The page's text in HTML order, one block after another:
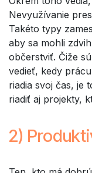
Nevyužívanie
Takéto typy
aby sa mohli
občerstviť. Čiže
vedieť, kedy
riadia svoj čas, je
riadiť aj projekty,
2)